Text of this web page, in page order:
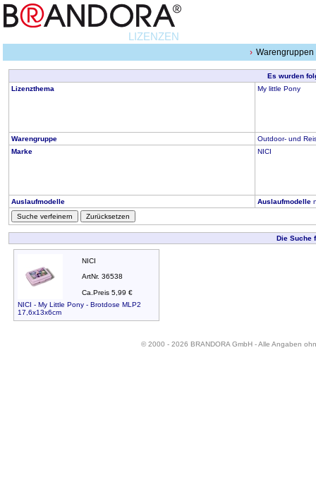
LIZENZEN
Warengruppen
Es wurden
Lizenzthema
My little Pony
Warengruppe
Outdoor- und
Marke
NICI
Auslaufmodelle Auslaufmodelle
Suche verfeinern
Zurücksetzen
Die Suche
NICI
ArtNr. 36538
Ca.Preis 5,99 €
NICI - My Little Pony - Brotdose MLP2
17,6x13x6cm
© 2000 - 2026 BRANDORA GmbH - Alle Angaben